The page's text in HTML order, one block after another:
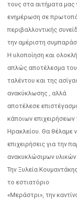
τους στα αιτήματα μας
ενημέρωση σε
περιβαλλοντικής
την αμέριστη
Η υλοποίηση και
απλώς αποτέλεσμα του
ταλέντου και της
ανακύκλωσης , αλλά
αποτέλεσε
κάποιων επιχειρήσεων
Ηρακλείου. Θα θέλαμε
επιχειρήσεις για την
ανακυκλώσιμων
Την Ξυλεία
το εστιατόριο
«Μεράστρι», την